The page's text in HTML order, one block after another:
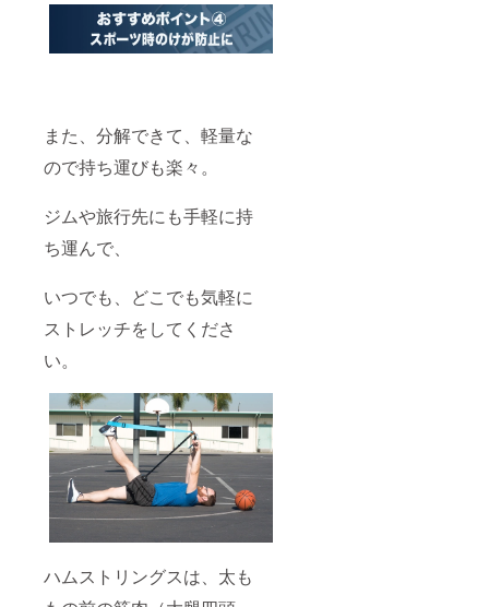
また、分解できて、軽量な
ので持ち運びも楽々。
ジムや旅行先にも手軽に持
ち運んで、
いつでも、どこでも気軽に
ストレッチをしてくださ
い。
ハムストリングスは、太も